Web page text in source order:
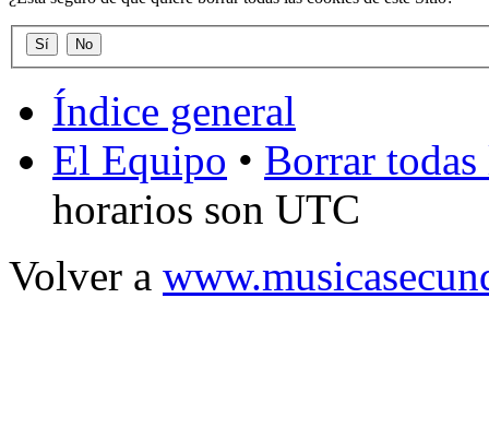
Índice general
El Equipo • Borrar
horarios son UTC
Volver a